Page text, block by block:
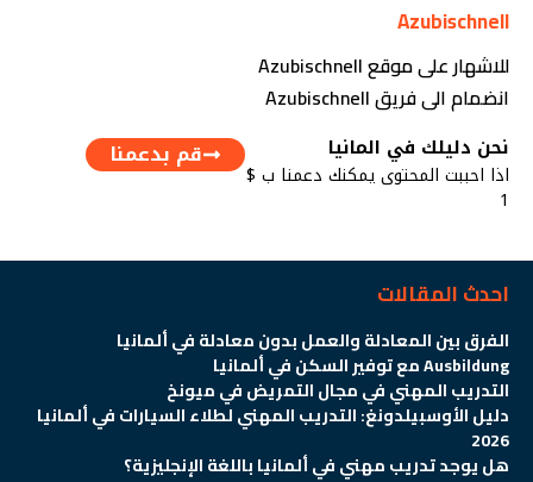
Azubischnell
للاشهار على موقع Azubischnell
انضمام الى فريق Azubischnell
نحن دليلك في المانيا
اذا احببت المحتوى يمكنك دعمنا ب $
1
قم بدعمنا
احدث المقالات
الفرق بين المعادلة والعمل بدون معادلة في ألمانيا
Ausbildung مع توفير السكن في ألمانيا
التدريب المهني في مجال التمريض في ميونخ
دليل الأوسبيلدونغ: التدريب المهني لطلاء السيارات في ألمانيا
2026
هل يوجد تدريب مهني في ألمانيا باللغة الإنجليزية؟